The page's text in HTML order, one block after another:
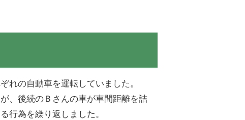
れの自動車を運転していました。
、後続のＢさんの車が車間距離を詰
行為を繰り返しました。